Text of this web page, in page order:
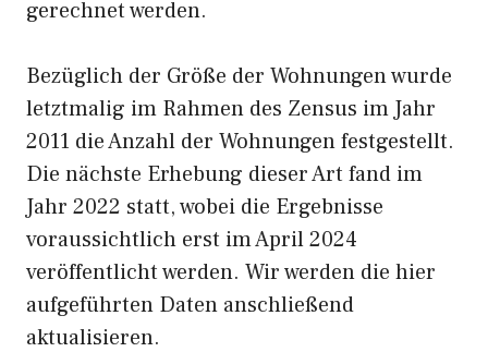
gerechnet werden.
Bezüglich der Größe der Wohnungen wurde
letztmalig im Rahmen des Zensus im Jahr
2011 die Anzahl der Wohnungen festgestellt.
Die nächste Erhebung dieser Art fand im
Jahr 2022 statt, wobei die Ergebnisse
voraussichtlich erst im April 2024
veröffentlicht werden. Wir werden die hier
aufgeführten Daten anschließend
aktualisieren.